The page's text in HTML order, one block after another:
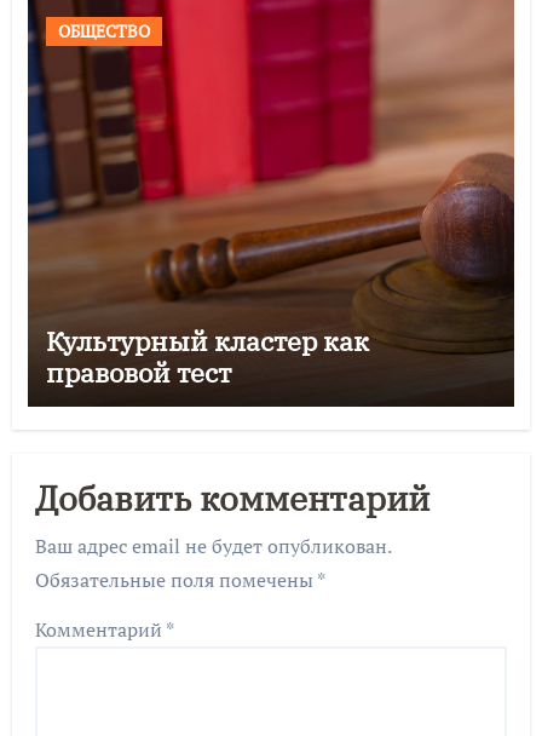
ОБЩЕСТВО
Культурный кластер как
правовой тест
Добавить комментарий
Ваш адрес email не будет опубликован.
Обязательные поля помечены *
Комментарий *